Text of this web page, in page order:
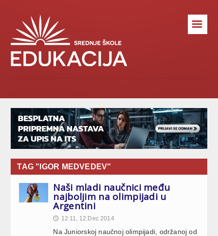
☰
TAG "IGOR MEDVEDEV"
Naši mladi naučnici među
najboljim na olimpijadi u
Argentini
🕔 12:11, 12.Dec 2014
Na Juniorskoj naučnoj olimpijadi, održanoj od